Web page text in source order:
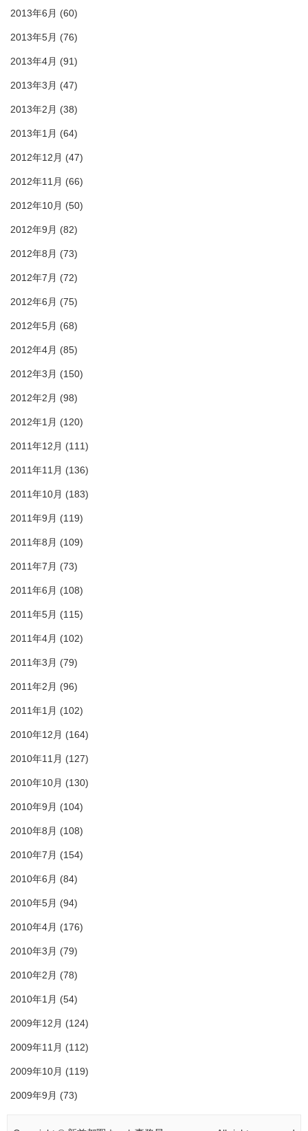
2013年6月 (60)
2013年5月 (76)
2013年4月 (91)
2013年3月 (47)
2013年2月 (38)
2013年1月 (64)
2012年12月 (47)
2012年11月 (66)
2012年10月 (50)
2012年9月 (82)
2012年8月 (73)
2012年7月 (72)
2012年6月 (75)
2012年5月 (68)
2012年4月 (85)
2012年3月 (150)
2012年2月 (98)
2012年1月 (120)
2011年12月 (111)
2011年11月 (136)
2011年10月 (183)
2011年9月 (119)
2011年8月 (109)
2011年7月 (73)
2011年6月 (108)
2011年5月 (115)
2011年4月 (102)
2011年3月 (79)
2011年2月 (96)
2011年1月 (102)
2010年12月 (164)
2010年11月 (127)
2010年10月 (130)
2010年9月 (104)
2010年8月 (108)
2010年7月 (154)
2010年6月 (84)
2010年5月 (94)
2010年4月 (176)
2010年3月 (79)
2010年2月 (78)
2010年1月 (54)
2009年12月 (124)
2009年11月 (112)
2009年10月 (119)
2009年9月 (73)